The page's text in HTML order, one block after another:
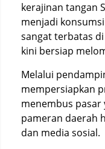
kerajinan tangan
menjadi
sangat terbatas
kini bersiap
Melalui
mempersiapkan
menembus pasar
pameran daerah
dan media sosial.